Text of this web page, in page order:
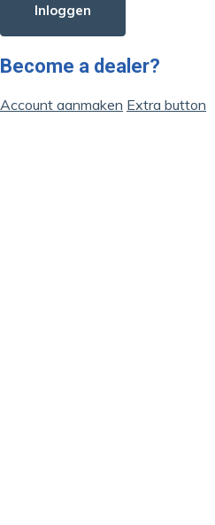
Inloggen
Become a dealer?
Account aanmaken Extra button